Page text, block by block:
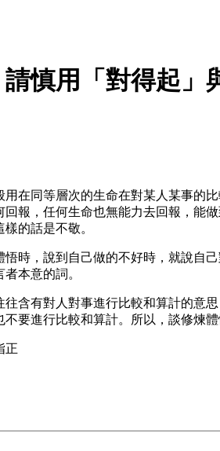
慎用「對得起」
在同等層次的生命在對某人某事的
報，任何生命也無能力去回報，能
的話是不敬。
時，說到自己做的不好時，就說自
本意的詞。
往含有對人對事進行比較和算計的意
要進行比較和算計。所以，談修煉
正